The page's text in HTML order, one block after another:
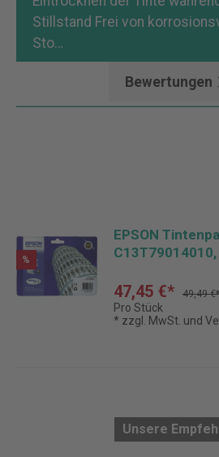
Stillstand Frei von
Sto…
Bewertungen
%
EPSON
47,45 €* 49,49
Pro Stück
* zzgl. MwSt. und
Unsere